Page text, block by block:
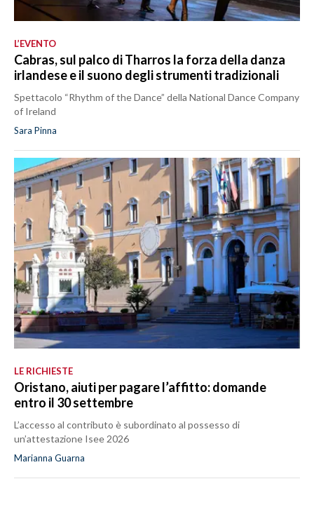
L’EVENTO
Cabras, sul palco di Tharros la forza della danza
irlandese e il suono degli strumenti tradizionali
Spettacolo “Rhythm of the Dance” della National Dance Company
of Ireland
Sara Pinna
LE RICHIESTE
Oristano, aiuti per pagare l’affitto: domande
entro il 30 settembre
L’accesso al contributo è subordinato al possesso di
un’attestazione Isee 2026
Marianna Guarna